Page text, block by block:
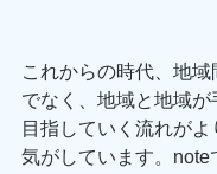
これからの時代、地
でなく、地域と地域
目指していく流れがよ
気がしています。note